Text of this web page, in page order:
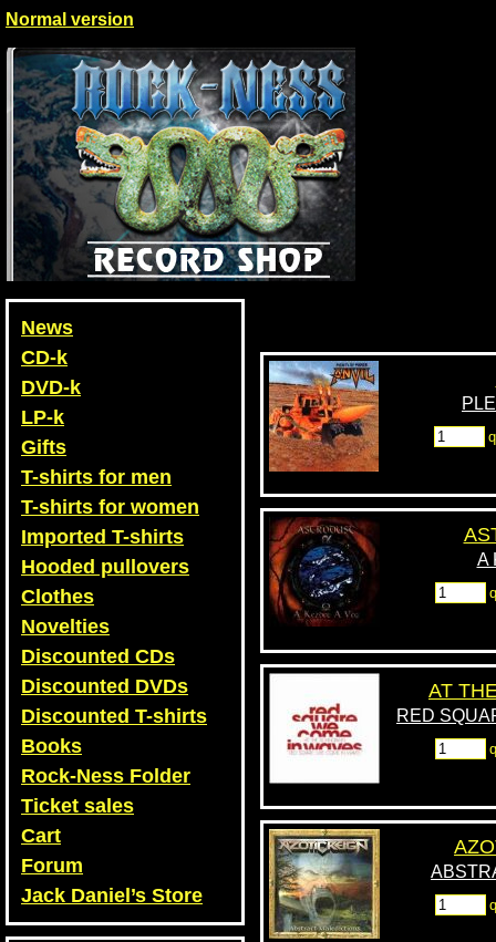
Normal version
News
CD-k
DVD-k
LP-k
Gifts
T-shirts for men
T-shirts for women
Imported T-shirts
Hooded pullovers
Clothes
Novelties
Discounted CDs
Discounted DVDs
Discounted T-shirts
Books
Rock-Ness Folder
Ticket sales
Cart
Forum
Jack Daniel’s Store
A
AT
RED